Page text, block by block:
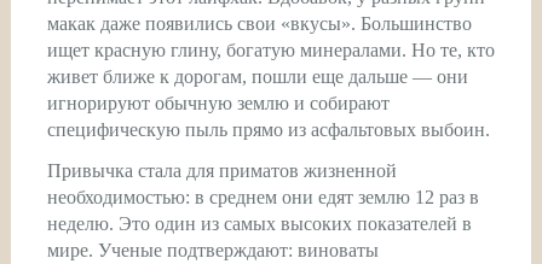
макак даже появились свои «вкусы». Большинство
ищет красную глину, богатую минералами. Но те, кто
живет ближе к дорогам, пошли еще дальше — они
игнорируют обычную землю и собирают
специфическую пыль прямо из асфальтовых выбоин.
Привычка стала для приматов жизненной
необходимостью: в среднем они едят землю 12 раз в
неделю. Это один из самых высоких показателей в
мире. Ученые подтверждают: виноваты